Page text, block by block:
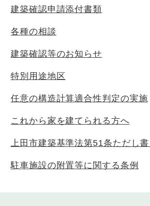
建築確認申請添付書類
各種の相談
建築確認等のお知らせ
特別用途地区
任意の構造計算適合性判定の実施
これから家を建てられる方へ
上田市建築基準法第51条ただし
駐車施設の附置等に関する条例